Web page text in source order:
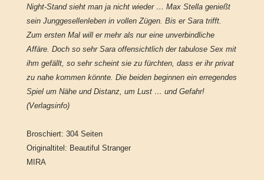
Night-Stand sieht man ja nicht wieder … Max Stella genießt
sein Junggesellenleben in vollen Zügen. Bis er Sara trifft.
Zum ersten Mal will er mehr als nur eine unverbindliche
Affäre. Doch so sehr Sara offensichtlich der tabulose Sex mit
ihm gefällt, so sehr scheint sie zu fürchten, dass er ihr privat
zu nahe kommen könnte. Die beiden beginnen ein erregendes
Spiel um Nähe und Distanz, um Lust … und Gefahr!
(Verlagsinfo)
Broschiert: 304 Seiten
Originaltitel: Beautiful Stranger
MIRA